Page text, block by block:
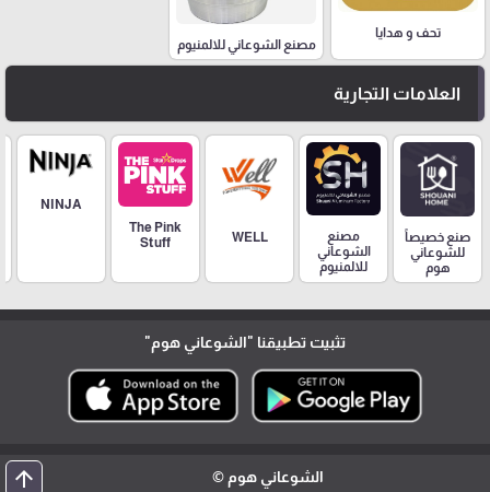
تحف و هدايا
مصنع الشوعاني للالمنيوم
العلامات التجارية
صنع خصيصاً
للشوعاني
هوم
مصنع
الشوعاني
للالمنيوم
WELL
The Pink
Stuff
NINJA
تثبيت تطبيقنا "الشوعاني هوم"
الشوعاني هوم © arrow_upward